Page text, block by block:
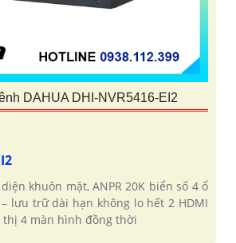
DAHUA DHI-NVR5416-EI2
khuôn mặt, ANPR 20K biển số 4 ổ
lưu trữ dài hạn không lo hết 2 HDMI
thị 4 màn hình đồng thời